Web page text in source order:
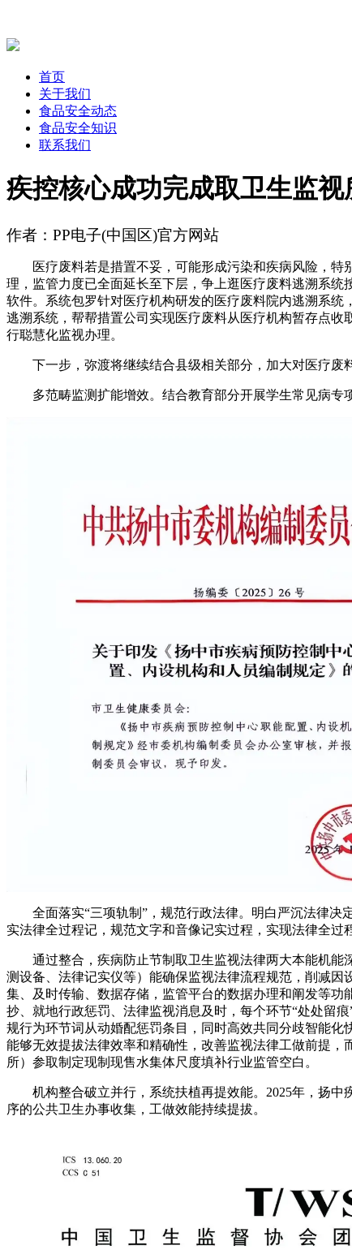
首页
关于我们
食品安全动态
食品安全知识
联系我们
疾控核心成功完成取卫生监
作者：PP电子(中国区)官方网站
医疗废料若是措置不妥，可能形成污染和疾病风险，特
理，监管力度已全面延长至下层，争上逛医疗废料逃溯系
软件。系统包罗针对医疗机构研发的医疗废料院内逃溯系
逃溯系统，帮帮措置公司实现医疗废料从医疗机构暂存点
行聪慧化监视办理。
下一步，弥渡将继续结合县级相关部分，加大对医疗废料
多范畴监测扩能增效。结合教育部分开展学生常见病专项
全面落实“三项轨制”，规范行政法律。明白严沉法律决
实法律全过程记，规范文字和音像记实过程，实现法律全过
通过整合，疾病防止节制取卫生监视法律两大本能机能
测设备、法律记实仪等）能确保监视法律流程规范，削减
集、及时传输、数据存储，监管平台的数据办理和阐发等
抄、就地行政惩罚、法律监视消息及时，每个环节“处处留
规行为环节词从动婚配惩罚条目，同时高效共同分歧智能
能够无效提拔法律效率和精确性，改善监视法律工做前提
所）参取制定现制现售水集体尺度填补行业监管空白。
机构整合破立并行，系统扶植再提效能。2025年，扬中
序的公共卫生办事收集，工做效能持续提拔。